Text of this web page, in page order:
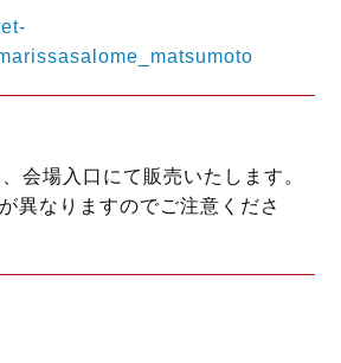
会場入口にて販売いたします。
異なりますのでご注意くださ